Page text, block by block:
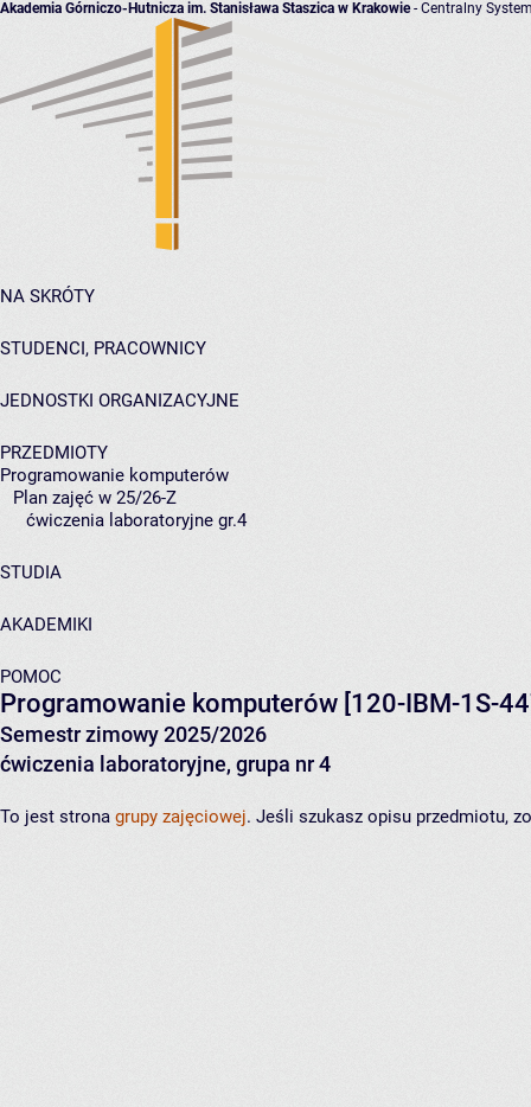
Akademia Górniczo-Hutnicza im. Stanisława Staszica w Krakowie- Centralny
NA SKRÓTY
STUDENCI, PRACOWNICY
JEDNOSTKI ORGANIZACYJNE
PRZEDMIOTY
Programowanie komputerów
Plan zajęć w 25/26-Z
ćwiczenia laboratoryjne gr.4
STUDIA
AKADEMIKI
POMOC
Programowanie komputerów [120-IBM-1S-
Semestr zimowy 2025/2026
ćwiczenia laboratoryjne, grupa nr 4
To jest strona grupy zajęciowej. Jeśli szukasz opisu przedmiotu,